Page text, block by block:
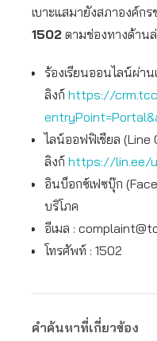
เบาะแสมายังสภาองค์กร
1502 ตามช่องทางด้าน
ร้องเรียนออนไลน์ผ่า
ลิงก์ https://
ไลน์ออฟฟิเชียล
ลิงก์ https://lin.ee/
อินบ็อกซ์เฟซบุ๊ก
บริโภค
อีเมล :
โทรศัพท์ : 1502
คำค้นหาที่เกี่ยวข้อง